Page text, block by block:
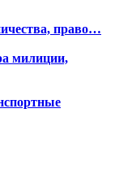
право…
милиции,